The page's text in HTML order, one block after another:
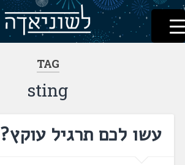
דלג
לתוכן
לשוניאדה
עברית. לשון. שפה
TAG
sting
עשו לכם תרגיל עוקץ?